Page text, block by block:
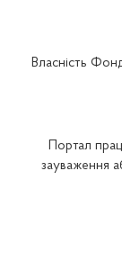
Закарпатське
Запорізьке
Власність
Портал
зауваження